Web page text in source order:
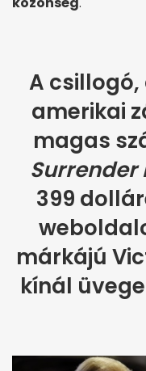
A
amerikai
magas
Surrender
399
márkájú
kínál